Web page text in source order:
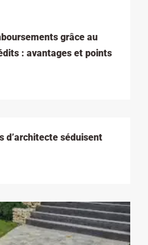
grâce au
: avantages et points
d’architecte séduisent